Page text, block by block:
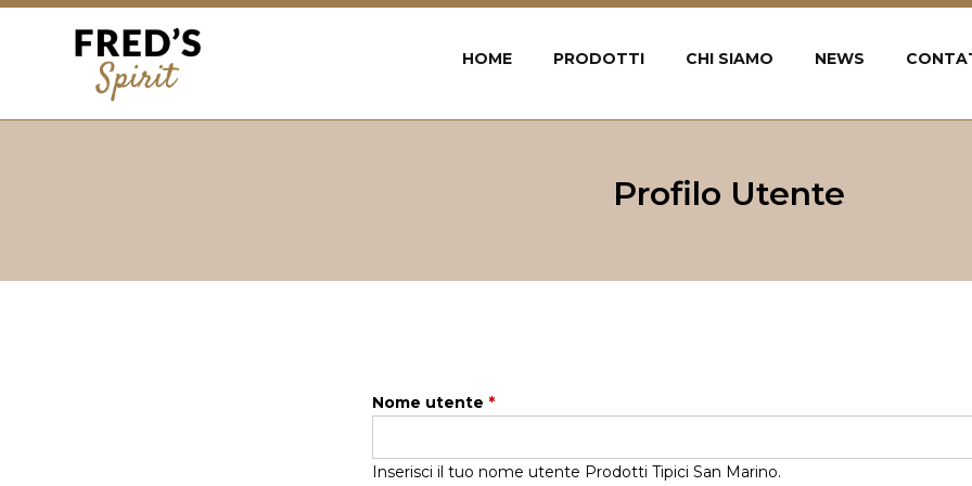
to
top
HOME PRODOTTI CHI SIAMO NEWS
Profilo Utente
Nome utente *
Inserisci il tuo nome utente Prodotti Tipici San Marino.